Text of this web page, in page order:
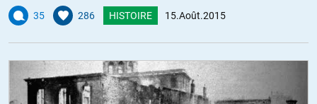
35 286 HISTOIRE 15.Août.2015